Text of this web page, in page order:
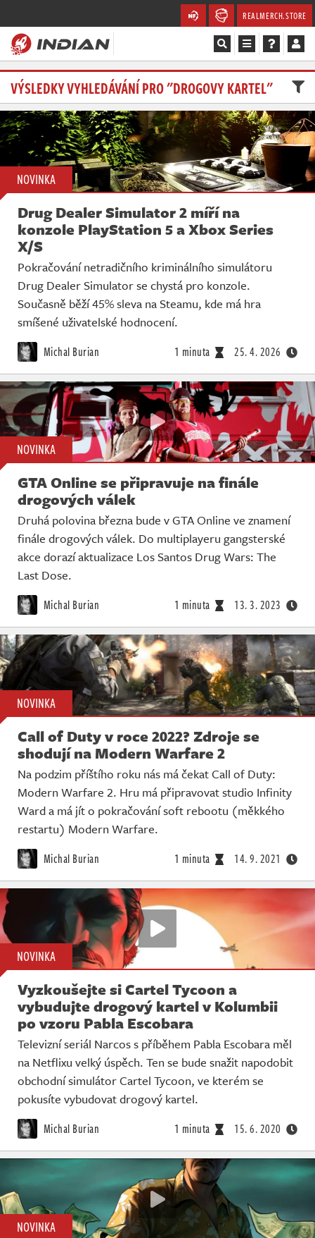
REALMERCH.STORE
Magazín
Recenze
Videa
Soutěže
Databáze
Komunita
Redakce
Živě
VÝSLEDKY VYHLEDÁVÁNÍ PRO "DROGOVY KARTEL"
NOVINKA
Drug Dealer Simulator 2 míří na
konzole PlayStation 5 a Xbox Series
X/S
Pokračování netradičního kriminálního simulátoru
Drug Dealer Simulator se chystá pro konzole.
Současně běží 45% sleva na Steamu, kde má hra
smíšené uživatelské hodnocení.
Michal Burian 1 minuta 25. 4. 2026
NOVINKA
GTA Online se připravuje na finále
drogových válek
Druhá polovina března bude v GTA Online ve znamení
finále drogových válek. Do multiplayeru gangsterské
akce dorazí aktualizace Los Santos Drug Wars: The
Last Dose.
Michal Burian 1 minuta 13. 3. 2023
NOVINKA
Call of Duty v roce 2022? Zdroje se
shodují na Modern Warfare 2
Na podzim příštího roku nás má čekat Call of Duty:
Modern Warfare 2. Hru má připravovat studio Infinity
Ward a má jít o pokračování soft rebootu (měkkého
restartu) Modern Warfare.
Michal Burian 1 minuta 14. 9. 2021
NOVINKA
Vyzkoušejte si Cartel Tycoon a
vybudujte drogový kartel v Kolumbii
po vzoru Pabla Escobara
Televizní seriál Narcos s příběhem Pabla Escobara měl
na Netflixu velký úspěch. Ten se bude snažit napodobit
obchodní simulátor Cartel Tycoon, ve kterém se
pokusíte vybudovat drogový kartel.
Michal Burian 1 minuta 15. 6. 2020
NOVINKA